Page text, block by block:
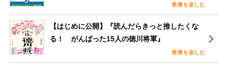
教養を楽しむ
【はじめに公開】『読んだらきっと推したくな
る！ がんばった15人の徳川将軍』
教養を楽しむ